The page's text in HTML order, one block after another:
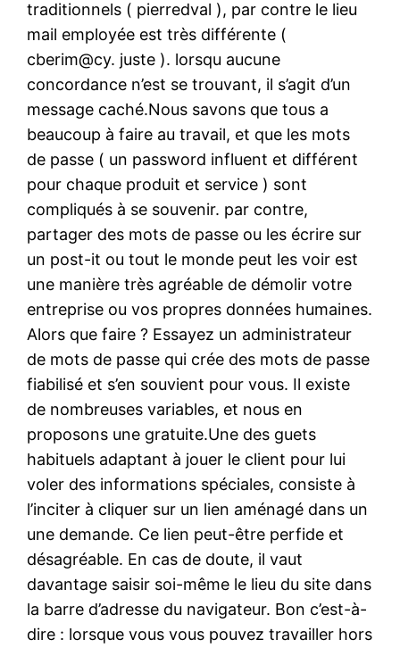
traditionnels ( pierredval ), par contre le lieu
mail employée est très différente (
cberim@cy. juste ). lorsqu aucune
concordance n’est se trouvant, il s’agit d’un
message caché.Nous savons que tous a
beaucoup à faire au travail, et que les mots
de passe ( un password influent et différent
pour chaque produit et service ) sont
compliqués à se souvenir. par contre,
partager des mots de passe ou les écrire sur
un post-it ou tout le monde peut les voir est
une manière très agréable de démolir votre
entreprise ou vos propres données humaines.
Alors que faire ? Essayez un administrateur
de mots de passe qui crée des mots de passe
fiabilisé et s’en souvient pour vous. Il existe
de nombreuses variables, et nous en
proposons une gratuite.Une des guets
habituels adaptant à jouer le client pour lui
voler des informations spéciales, consiste à
l’inciter à cliquer sur un lien aménagé dans un
une demande. Ce lien peut-être perfide et
désagréable. En cas de doute, il vaut
davantage saisir soi-même le lieu du site dans
la barre d’adresse du navigateur. Bon c’est-à-
dire : lorsque vous vous pouvez travailler hors